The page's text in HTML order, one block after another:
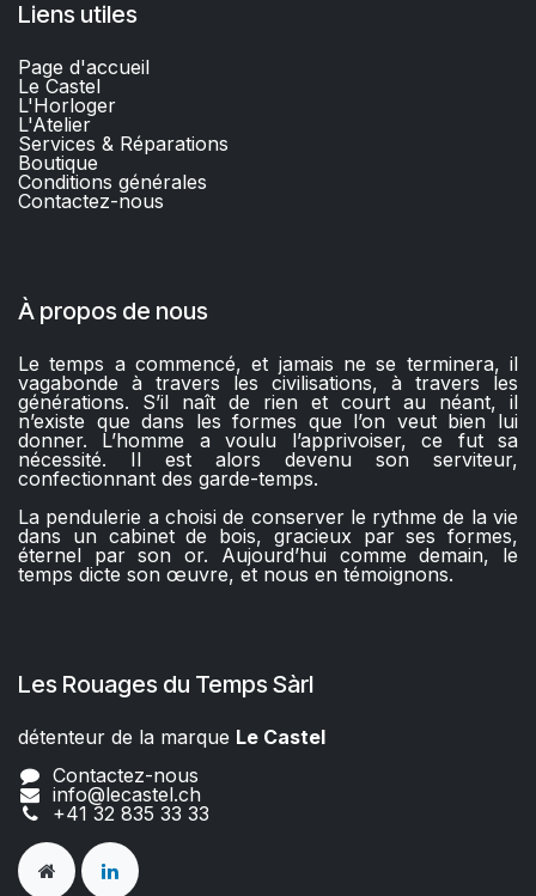
Liens utiles
Page d'accueil
Le Castel
L'Horloger
L'Atelier
Services & Réparations
Boutique
Conditions générales
Contactez-nous​
À propos de nous
Le temps a commencé, et jamais ne se terminera, il
vagabonde à travers les civilisations, à travers les
générations. S’il naît de rien et court au néant, il
n’existe que dans les formes que l’on veut bien lui
donner. L’homme a voulu l’apprivoiser, ce fut sa
nécessité. Il est alors devenu son serviteur,
confectionnant des garde-temps.
La pendulerie a choisi de conserver le rythme de la vie
dans un cabinet de bois, gracieux par ses formes,
éternel par son or. Aujourd’hui comme demain, le
temps dicte son œuvre, et nous en témoignons.
Les Rouages du Temps Sàrl
détenteur de la marque Le Castel​​
Contactez-nous
info@lecastel.ch
+41 32 835 33 33